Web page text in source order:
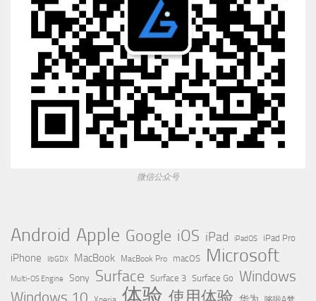
微信公众号
Android Apple Google iOS iPad iPadOS iPad Pro
iPhone libGDX MacBook MacBook Pro macOS Microsoft
Multi-OS Engine Sony Surface Surface 3 Surface Go Windows
体验